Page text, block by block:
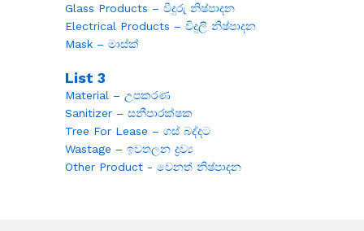
Glass Products – වීදුරු නිෂ්පාදන
Electrical Products – විදුලි නිෂ්පාදන
Mask – මාස්ක්
List 3
Material – උපකරණ
Sanitizer – සනීපාරක්ෂක
Tree For Lease – ගස් බද්දට
Wastage – ඉවතලන ද්‍රව්‍ය
Other Product - වෙනත් නිෂ්පාදන